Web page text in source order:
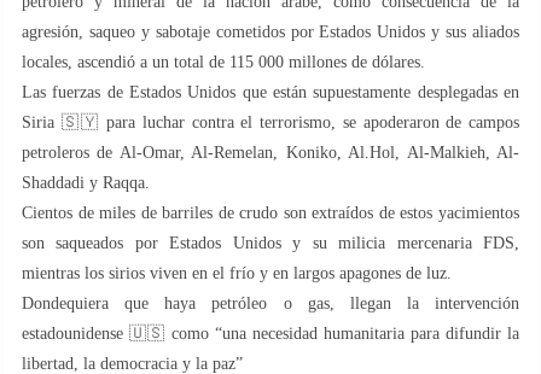
agresión, saqueo y sabotaje cometidos por Estados Unidos y sus aliados
locales, ascendió a un total de 115 000 millones de dólares.
Las fuerzas de Estados Unidos que están supuestamente desplegadas en
Siria 🇸🇾 para luchar contra el terrorismo, se apoderaron de campos
petroleros de Al-Omar, Al-Remelan, Koniko, Al.Hol, Al-Malkieh, Al-
Shaddadi y Raqqa.
Cientos de miles de barriles de crudo son extraídos de estos yacimientos
son saqueados por Estados Unidos y su milicia mercenaria FDS,
mientras los sirios viven en el frío y en largos apagones de luz.
Dondequiera que haya petróleo o gas, llegan la intervención
estadounidense 🇺🇸 como “una necesidad humanitaria para difundir la
libertad, la democracia y la paz”